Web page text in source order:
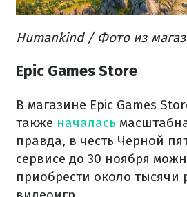
Humankind / Фото из
Epic Games Store
В магазине Epic Games
также началась
правда, в честь Черной
сервисе до 30 ноября
приобрести около тысячи